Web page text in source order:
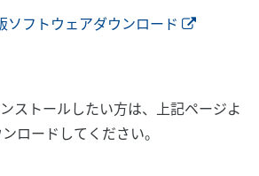
ソフトウェアダウンロード
ストールしたい方は、上記ページよ
ロードしてください。